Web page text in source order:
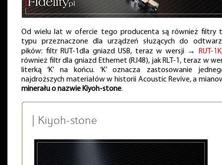
Od wielu lat w ofercie tego producenta są również filtry
typu przeznaczone dla urządzeń służących do
pików: filtr RUT-1dla gniazd USB, teraz w wersji → RUT-1K
również filtr dla gniazd Ethernet (RJ48), jak RLT-1, teraz w
literką ‘K’ na końcu. ‘K’ oznacza zastosowanie
najdroższych materiałów w historii Acoustic Revive, a
minerału o nazwie Kiyoh-stone.
| Kiyoh-stone